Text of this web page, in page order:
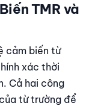
TMR và
cảm biến từ
xác thời
Cả hai công
từ trường để